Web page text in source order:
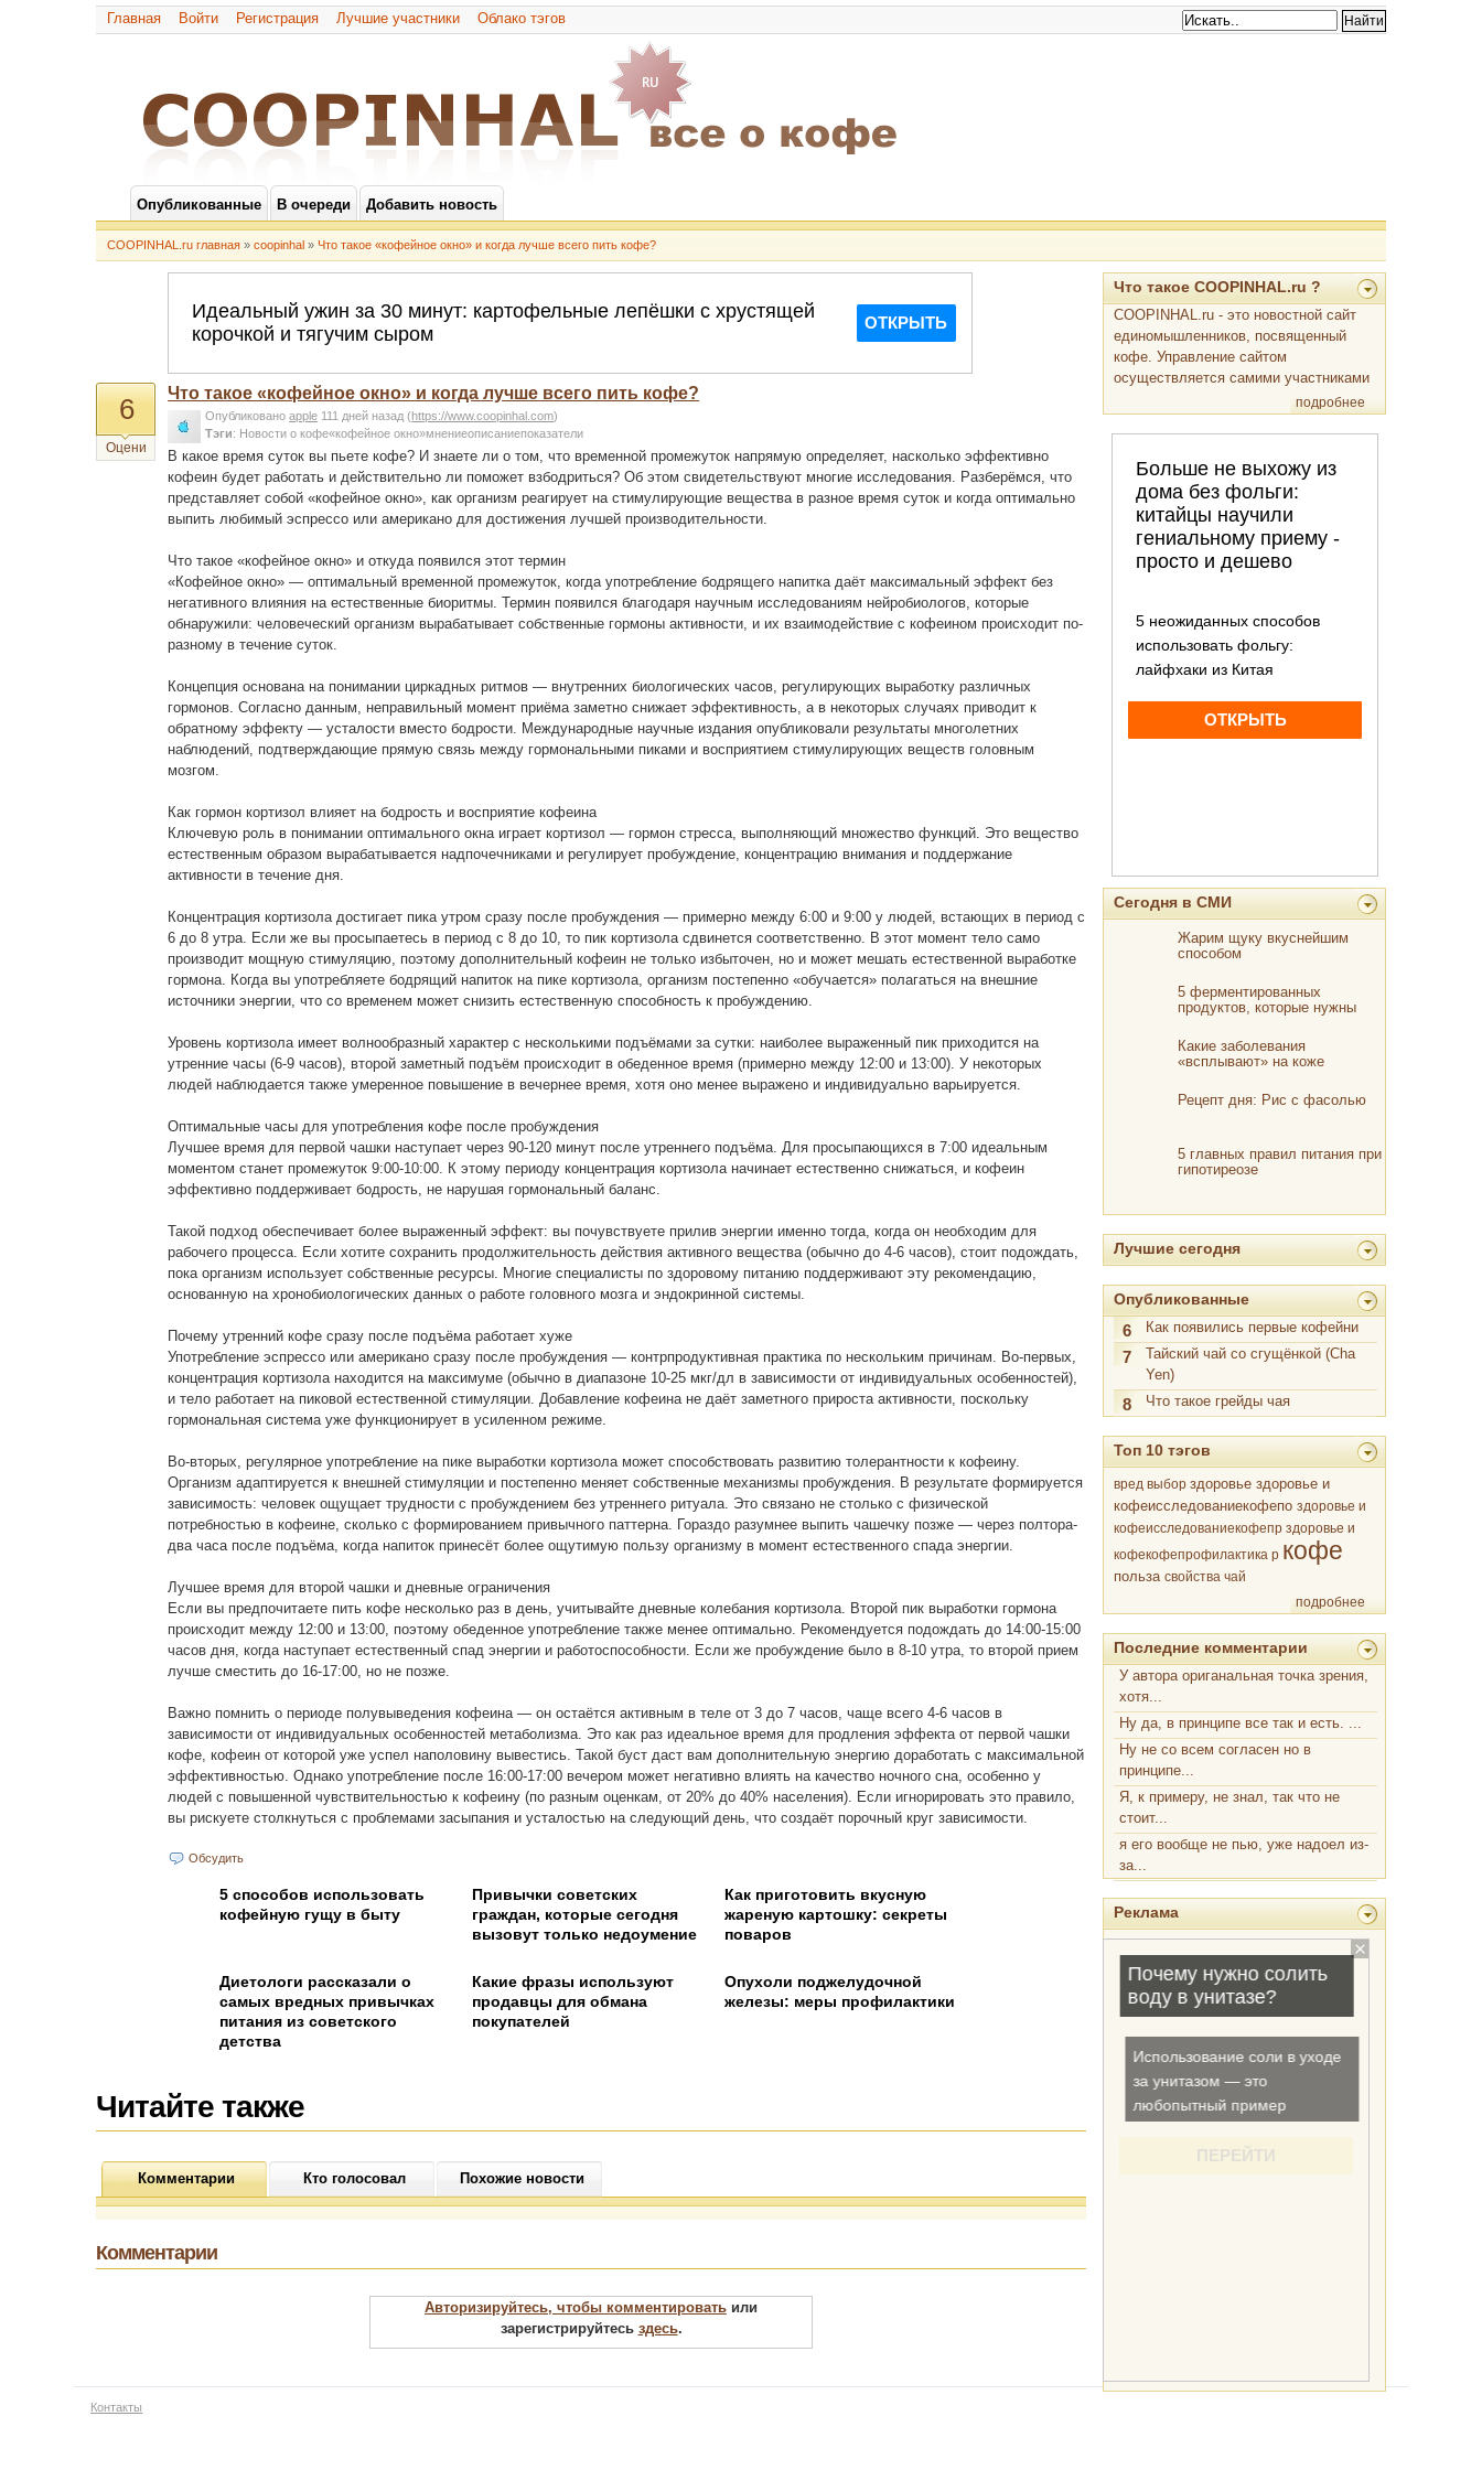
Главная Войти Регистрация Лучшие участники Облако тэгов
Опубликованные В очереди Добавить новость
COOPINHAL.ru главная »coopinhal »Что такое «кофейное окно» и когда лучше всего пить кофе?
6
Оцени
Что такое «кофейное окно» и когда лучше всего пить кофе?
Опубликованоapple 111 дней назад(https://www.coopinhal.com)
Тэги: Новости о кофе«кофейное окно»мнениеописаниепоказатели
В какое время суток вы пьете кофе? И знаете ли о том, что временной промежуток напрямую определяет, насколько эффективно
кофеин будет работать и действительно ли поможет взбодриться? Об этом свидетельствуют многие исследования. Разберёмся, что
представляет собой «кофейное окно», как организм реагирует на стимулирующие вещества в разное время суток и когда оптимально
выпить любимый эспрессо или американо для достижения лучшей производительности.
Что такое «кофейное окно» и откуда появился этот термин
«Кофейное окно» — оптимальный временной промежуток, когда употребление бодрящего напитка даёт максимальный эффект без
негативного влияния на естественные биоритмы. Термин появился благодаря научным исследованиям нейробиологов, которые
обнаружили: человеческий организм вырабатывает собственные гормоны активности, и их взаимодействие с кофеином происходит по-
разному в течение суток.
Концепция основана на понимании циркадных ритмов — внутренних биологических часов, регулирующих выработку различных
гормонов. Согласно данным, неправильный момент приёма заметно снижает эффективность, а в некоторых случаях приводит к
обратному эффекту — усталости вместо бодрости. Международные научные издания опубликовали результаты многолетних
наблюдений, подтверждающие прямую связь между гормональными пиками и восприятием стимулирующих веществ головным
мозгом.
Как гормон кортизол влияет на бодрость и восприятие кофеина
Ключевую роль в понимании оптимального окна играет кортизол — гормон стресса, выполняющий множество функций. Это вещество
естественным образом вырабатывается надпочечниками и регулирует пробуждение, концентрацию внимания и поддержание
активности в течение дня.
Концентрация кортизола достигает пика утром сразу после пробуждения — примерно между 6:00 и 9:00 у людей, встающих в период с
6 до 8 утра. Если же вы просыпаетесь в период с 8 до 10, то пик кортизола сдвинется соответственно. В этот момент тело само
производит мощную стимуляцию, поэтому дополнительный кофеин не только избыточен, но и может мешать естественной выработке
гормона. Когда вы употребляете бодрящий напиток на пике кортизола, организм постепенно «обучается» полагаться на внешние
источники энергии, что со временем может снизить естественную способность к пробуждению.
Уровень кортизола имеет волнообразный характер с несколькими подъёмами за сутки: наиболее выраженный пик приходится на
утренние часы (6-9 часов), второй заметный подъём происходит в обеденное время (примерно между 12:00 и 13:00). У некоторых
людей наблюдается также умеренное повышение в вечернее время, хотя оно менее выражено и индивидуально варьируется.
Оптимальные часы для употребления кофе после пробуждения
Лучшее время для первой чашки наступает через 90-120 минут после утреннего подъёма. Для просыпающихся в 7:00 идеальным
моментом станет промежуток 9:00-10:00. К этому периоду концентрация кортизола начинает естественно снижаться, и кофеин
эффективно поддерживает бодрость, не нарушая гормональный баланс.
Такой подход обеспечивает более выраженный эффект: вы почувствуете прилив энергии именно тогда, когда он необходим для
рабочего процесса. Если хотите сохранить продолжительность действия активного вещества (обычно до 4-6 часов), стоит подождать,
пока организм использует собственные ресурсы. Многие специалисты по здоровому питанию поддерживают эту рекомендацию,
основанную на хронобиологических данных о работе головного мозга и эндокринной системы.
Почему утренний кофе сразу после подъёма работает хуже
Употребление эспрессо или американо сразу после пробуждения — контрпродуктивная практика по нескольким причинам. Во-первых,
концентрация кортизола находится на максимуме (обычно в диапазоне 10-25 мкг/дл в зависимости от индивидуальных особенностей),
и тело работает на пиковой естественной стимуляции. Добавление кофеина не даёт заметного прироста активности, поскольку
гормональная система уже функционирует в усиленном режиме.
Во-вторых, регулярное употребление на пике выработки кортизола может способствовать развитию толерантности к кофеину.
Организм адаптируется к внешней стимуляции и постепенно меняет собственные механизмы пробуждения. В результате формируется
зависимость: человек ощущает трудности с пробуждением без утреннего ритуала. Это связано не столько с физической
потребностью в кофеине, сколько с формированием привычного паттерна. Гораздо разумнее выпить чашечку позже — через полтора-
два часа после подъёма, когда напиток принесёт более ощутимую пользу организму в момент естественного спада энергии.
Лучшее время для второй чашки и дневные ограничения
Если вы предпочитаете пить кофе несколько раз в день, учитывайте дневные колебания кортизола. Второй пик выработки гормона
происходит между 12:00 и 13:00, поэтому обеденное употребление также менее оптимально. Рекомендуется подождать до 14:00-15:00
часов дня, когда наступает естественный спад энергии и работоспособности. Если же пробуждение было в 8-10 утра, то второй прием
лучше сместить до 16-17:00, но не позже.
Важно помнить о периоде полувыведения кофеина — он остаётся активным в теле от 3 до 7 часов, чаще всего 4-6 часов в
зависимости от индивидуальных особенностей метаболизма. Это как раз идеальное время для продления эффекта от первой чашки
кофе, кофеин от которой уже успел наполовину вывестись. Такой буст даст вам дополнительную энергию доработать с максимальной
эффективностью. Однако употребление после 16:00-17:00 вечером может негативно влиять на качество ночного сна, особенно у
людей с повышенной чувствительностью к кофеину (по разным оценкам, от 20% до 40% населения). Если игнорировать это правило,
вы рискуете столкнуться с проблемами засыпания и усталостью на следующий день, что создаёт порочный круг зависимости.
Обсудить
5 способов использовать
кофейную гущу в быту
Привычки советских
граждан, которые сегодня
вызовут только недоумение
Как приготовить вкусную
жареную картошку: секреты
поваров
Диетологи рассказали о
самых вредных привычках
питания из советского
детства
Какие фразы используют
продавцы для обмана
покупателей
Опухоли поджелудочной
железы: меры профилактики
Читайте также
Комментарии Кто голосовал Похожие новости
Комментарии
Авторизируйтесь, чтобы комментировать или
зарегистрируйтесь здесь.
Что такое COOPINHAL.ru ?
COOPINHAL.ru - это новостной сайт
единомышленников, посвященный
кофе. Управление сайтом
осуществляется самими участниками
подробнее
Сегодня в СМИ
Жарим щуку вкуснейшим
способом
5 ферментированных
продуктов, которые нужны
Какие заболевания
«всплывают» на коже
Рецепт дня: Рис с фасолью
5 главных правил питания при
гипотиреозе
Лучшие сегодня
Опубликованные
6
Как появились первые кофейни
7
Тайский чай со сгущёнкой (Cha
Yen)
8 Что такое грейды чая
Топ 10 тэгов
вред выбор здоровье здоровье и
кофеисследованиекофепо здоровье и
кофеисследованиекофепр здоровье и
кофекофепрофилактика р кофе
польза свойства чай
подробнее
Последние комментарии
У автора ориганальная точка зрения,
хотя...
Ну да, в принципе все так и есть. ...
Ну не со всем согласен но в
принципе...
Я, к примеру, не знал, так что не
стоит...
я его вообще не пью, уже надоел из-
за...
Реклама
Контакты